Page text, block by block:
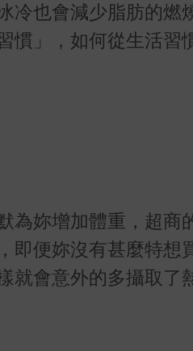
冷也會減少脂肪的燃
慣」，如何從生活習
為妳增加體重，超商
即便妳沒有甚麼特想
會意外的多攝取了